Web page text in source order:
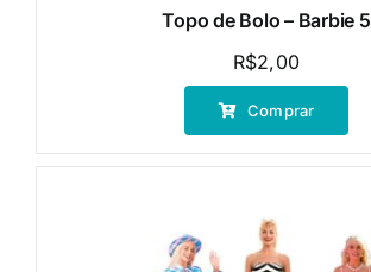
Topo de Bolo – Barbie 5
R$2,00
Comprar